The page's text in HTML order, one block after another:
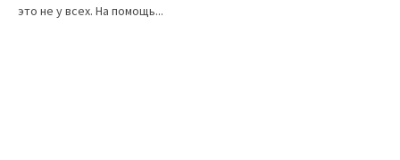
это не у всех. На помощь...